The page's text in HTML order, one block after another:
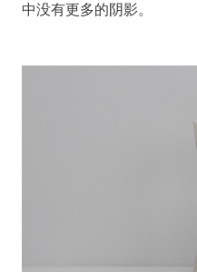
中没有更多的阴影。